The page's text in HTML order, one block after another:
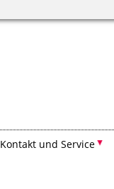
Kontakt und Service